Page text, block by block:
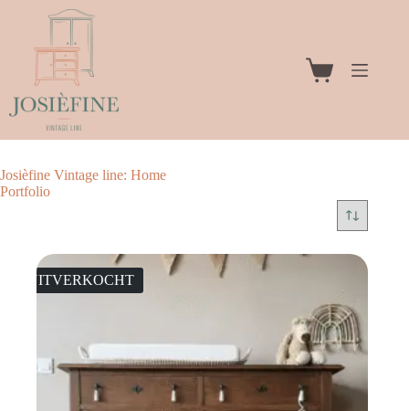
inhoud
Winkelwagen
Josièfine Vintage line: Home
Portfolio
UITVERKOCHT